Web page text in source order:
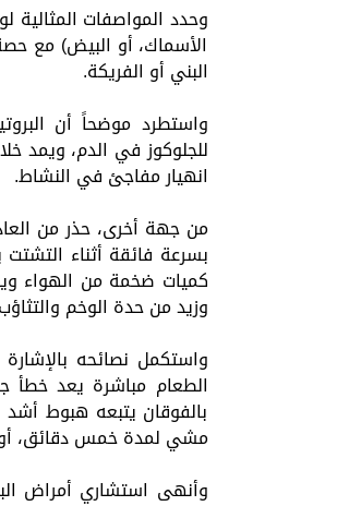
وحدد المواصفات المثالية
الأسماك، أو البيض) مع
البني أو الفريكة.
واستطرد موضحاً أن
للجلوكوز في الدم، ويمد
انهيار مفاجئ في النشاط.
من جهة أخرى، حذر من
بسرعة فائقة أثناء
كميات ضخمة من الهواء
وزيد من حدة الوخم
واستكمل نصائحه
الطعام مباشرة يعد خطأ
بالفوقان يتبعه هبوط
مشي لمدة خمس دقائق، أو
وأنهى استشاري أمراض